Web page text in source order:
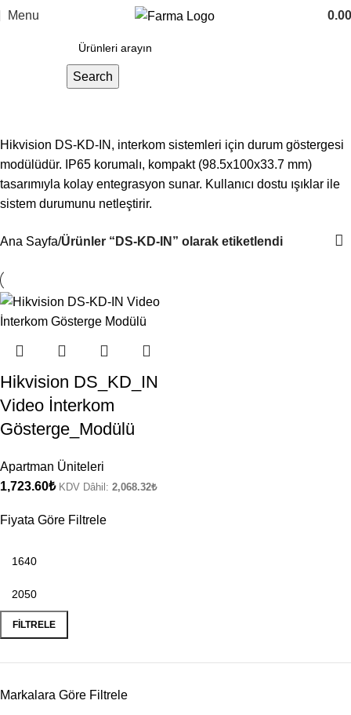
Menu 0.00
Search
Fiyata Göre Filtrele
FILTRELE
Markalara Göre Filtrele
Hikvision DS-KD-IN, interkom sistemleri için durum göstergesi
modülüdür. IP65 korumalı, kompakt (98.5x100x33.7 mm)
tasarımıyla kolay entegrasyon sunar. Kullanıcı dostu ışıklar ile
sistem durumunu netleştirir.
Ana Sayfa Ürünler “DS-KD-IN” olarak etiketlendi
Hikvision DS_KD_IN
Video İnterkom
Gösterge_Modülü
Apartman Üniteleri
1,723.60₺ KDV Dâhil: 2,068.32₺